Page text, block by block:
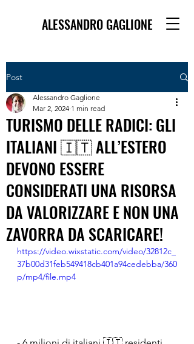
ALESSANDRO GAGLIONE
Post
TURISMO DELLE RADICI: GLI
ITALIANI 🇮🇹 ALL’ESTERO
DEVONO ESSERE
CONSIDERATI UNA RISORSA
DA VALORIZZARE E NON UNA
ZAVORRA DA SCARICARE!
Alessandro Gaglione
Mar 2, 2024 1 min read
https://video.wixstatic.com/video/32812c_
37b00d31feb549418cb401a94cedebba/360
p/mp4/file.mp4